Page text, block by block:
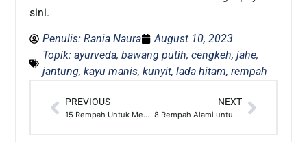
sini.
Penulis: Rania Naura
August 10, 2023
Topik: ayurveda,bawang putih,cengkeh,jahe,
jantung,kayu manis,kunyit,lada hitam,rempah
PREVIOUS
15 Rempah Untuk Mengusir Semut
NEXT
8 Rempah Alami untuk Mengawetkan Daging